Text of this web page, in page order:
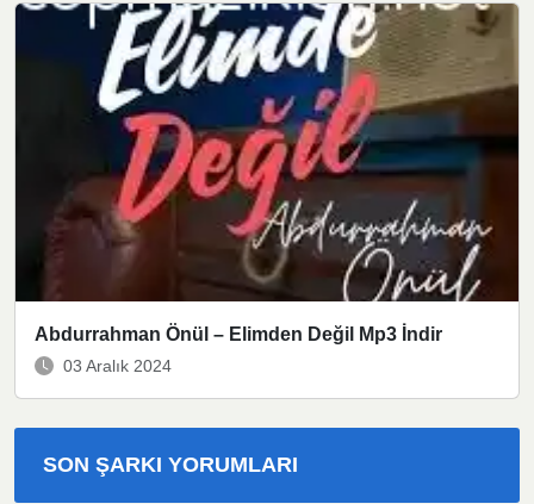
Abdurrahman Önül – Elimden Değil Mp3 İndir
03 Aralık 2024
SON ŞARKI YORUMLARI